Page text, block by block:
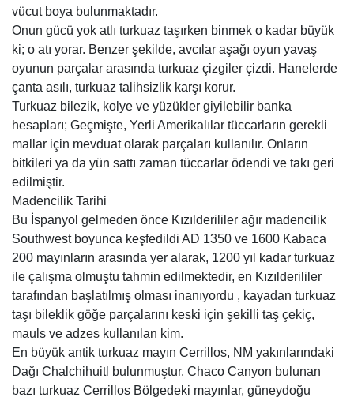
vücut boya bulunmaktadır.
Onun gücü yok atlı turkuaz taşırken binmek o kadar büyük
ki; o atı yorar. Benzer şekilde, avcılar aşağı oyun yavaş
oyunun parçalar arasında turkuaz çizgiler çizdi. Hanelerde
çanta asılı, turkuaz talihsizlik karşı korur.
Turkuaz bilezik, kolye ve yüzükler giyilebilir banka
hesapları; Geçmişte, Yerli Amerikalılar tüccarların gerekli
mallar için mevduat olarak parçaları kullanılır. Onların
bitkileri ya da yün sattı zaman tüccarlar ödendi ve takı geri
edilmiştir.
Madencilik Tarihi
Bu İspanyol gelmeden önce Kızılderililer ağır madencilik
Southwest boyunca keşfedildi AD 1350 ve 1600 Kabaca
200 mayınların arasında yer alarak, 1200 yıl kadar turkuaz
ile çalışma olmuştu tahmin edilmektedir, en Kızılderililer
tarafından başlatılmış olması inanıyordu , kayadan turkuaz
taşı bileklik göğe parçalarını keski için şekilli taş çekiç,
mauls ve adzes kullanılan kim.
En büyük antik turkuaz mayın Cerrillos, NM yakınlarındaki
Dağı Chalchihuitl bulunmuştur. Chaco Canyon bulunan
bazı turkuaz Cerrillos Bölgedeki mayınlar, güneydoğu